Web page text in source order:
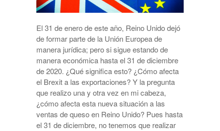
El 31 de enero de este año, Reino Unido dejó
de formar parte de la Unión Europea de
manera jurídica; pero si sigue estando de
manera económica hasta el 31 de diciembre
de 2020. ¿Qué significa esto? ¿Cómo afecta
el Brexit a las exportaciones? Y la pregunta
que realizo una y otra vez en mi cabeza,
¿cómo afecta esta nueva situación a las
ventas de queso en Reino Unido? Pues hasta
el 31 de diciembre, no tenemos que realizar